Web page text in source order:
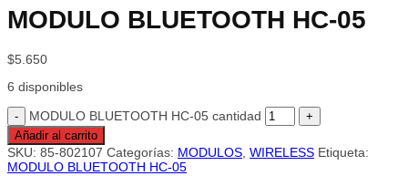
MODULO BLUETOOTH HC-05
$5.650
6 disponibles
MODULO BLUETOOTH HC-05 cantidad
Añadir al carrito
SKU: 85-802107 Categorías: MODULOS, WIRELESS Etiqueta:
MODULO BLUETOOTH HC-05